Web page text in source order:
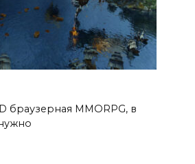
браузерная MMORPG, в